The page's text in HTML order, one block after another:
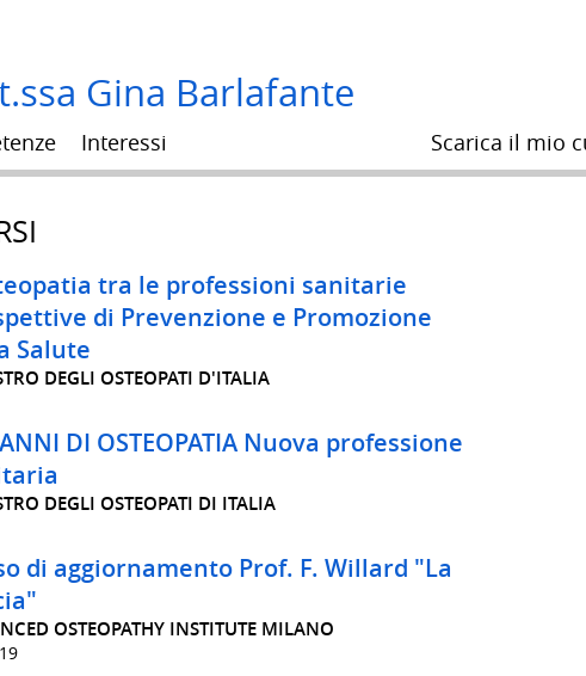
Gina Barlafante
Interessi Scarica il mio
tra le professioni sanitarie
di Prevenzione e Promozione
Salute
DEGLI OSTEOPATI D'ITALIA
DI OSTEOPATIA Nuova professione
DEGLI OSTEOPATI DI ITALIA
di aggiornamento Prof. F. Willard "La
OSTEOPATHY INSTITUTE MILANO